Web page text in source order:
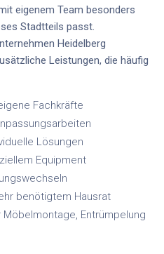
eigenem Team besonders
Stadtteils passt.
Heidelberg
Leistungen, die häufig
Fachkräfte
Lösungen
Equipment
benötigtem Hausrat
Möbelmontage, Entrümpelung